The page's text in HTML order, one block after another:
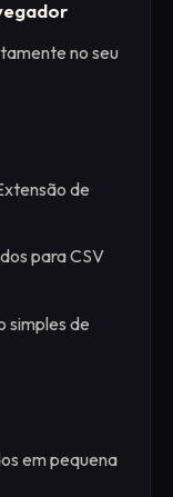
no seu
de
para CSV
simples de
em pequena